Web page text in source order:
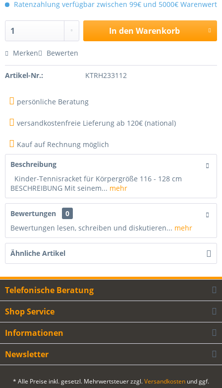
Ratenzahlung verfügbar zwischen 99€ und 5000€ Warenwert
In den Warenkorb
Merken Bewerten
Artikel-Nr.: KTRH233112
persönliche Beratung
versandkostenfreie Lieferung ab 120€ (national)
Kauf auf Rechnung möglich
Beschreibung
Kinder-Tennisracket für Körpergröße 116 - 128 cm
BESCHREIBUNG Mit seinem... mehr
Bewertungen
0
Bewertungen lesen, schreiben und diskutieren... mehr
Ähnliche Artikel
Telefonische Beratung
Shop Service
Informationen
Newsletter
* Alle Preise inkl. gesetzl. Mehrwertsteuer zzgl.Versandkosten und ggf.